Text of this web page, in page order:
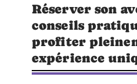
Réserver son
conseils
profiter
expérience